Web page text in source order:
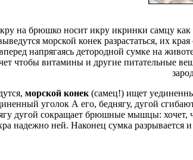
на брюшко носит икру икринки самцу
морской конек разрастаться, их
напрягаясь детородной сумке на
чтобывитамины и другие питательные
морской конек (самец!) ищет
уголок А его, беднягу, дугой
дугой сокращает брюшные мышцы: хочет,
надежноней. Наконец сумка разрывается и